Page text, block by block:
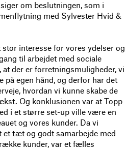
om beslutningen, som i
med Sylvester Hvid &
interesse for vores ydelser og
til arbejdet med sociale
der er forretningsmuligheder, vi
på egen hånd, og derfor har det
hvordan vi kunne skabe de
Og konklusionen var at Topp
i et større set-up ville være en
og vores kunder. Da vi
tæt og godt samarbejde med
kunder, var et fælles